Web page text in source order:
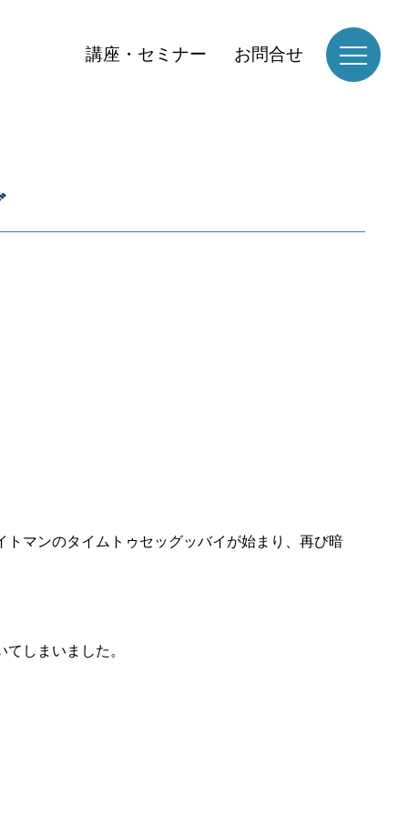
講座・セミナー お問合せ
マンのタイムトゥセッグッバイが始まり、再び暗
しまいました。